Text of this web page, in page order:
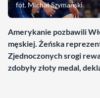
fot. Michał Szymański
Amerykanie pozbawili
męskiej. Żeńska
Zjednoczonych srogi
zdobyły złoty medal,